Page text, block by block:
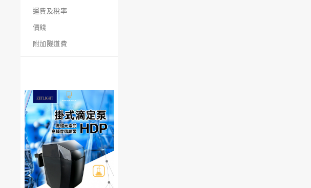
運費及稅率
價錢
附加隧道費